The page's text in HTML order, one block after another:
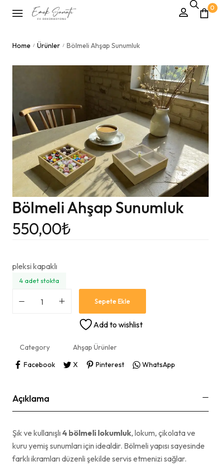
0
Home / Ürünler / Bölmeli Ahşap Sunumluk
Bölmeli Ahşap Sunumluk
550,00₺
pleksi kapaklı
4 adet stokta
Sepete Ekle
Add to wishlist
Category
Ahşap Ürünler
Facebook
X Pinterest WhatsApp
Açıklama
Şık ve kullanışlı4 bölmeli lokumluk, lokum, çikolata ve
kuru yemiş sunumları için idealdir. Bölmeli yapısı sayesinde
farklı ikramları düzenli şekilde servis etmenizi sağlar.